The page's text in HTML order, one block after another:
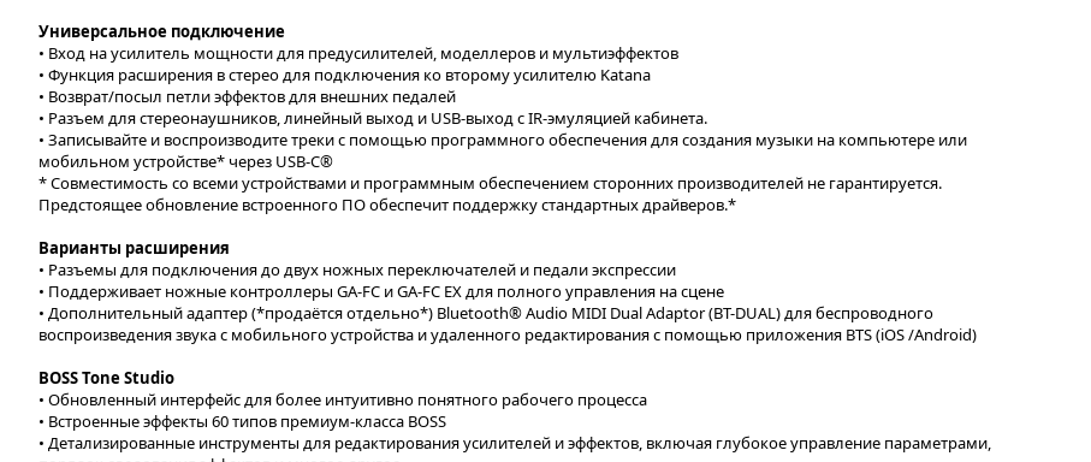
Универсальное подключение
• Вход на усилитель мощности для предусилителей, моделлеров и мультиэффектов
• Функция расширения в стерео для подключения ко второму усилителю Katana
• Возврат/посыл петли эффектов для внешних педалей
• Разъем для стереонаушников, линейный выход и USB-выход с IR-эмуляцией кабинета.
• Записывайте и воспроизводите треки с помощью программного обеспечения для создания музыки на компьютере или
мобильном устройстве* через USB-C®
* Совместимость со всеми устройствами и программным обеспечением сторонних производителей не гарантируется.
Предстоящее обновление встроенного ПО обеспечит поддержку стандартных драйверов.*
Варианты расширения
• Разъемы для подключения до двух ножных переключателей и педали экспрессии
• Поддерживает ножные контроллеры GA-FC и GA-FC EX для полного управления на сцене
• Дополнительный адаптер (*продаётся отдельно*) Bluetooth® Audio MIDI Dual Adaptor (BT-DUAL) для беспроводного
воспроизведения звука с мобильного устройства и удаленного редактирования с помощью приложения BTS (iOS /Android)
BOSS Tone Studio
• Обновленный интерфейс для более интуитивно понятного рабочего процесса
• Встроенные эффекты 60 типов премиум-класса BOSS
• Детализированные инструменты для редактирования усилителей и эффектов, включая глубокое управление параметрами,